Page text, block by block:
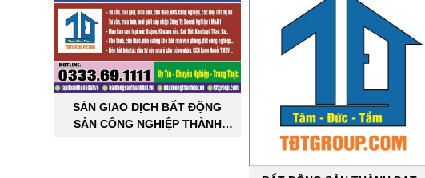
SÀN GIAO DỊCH BẤT ĐỘNG
SẢN CÔNG NGHIỆP THÀNH